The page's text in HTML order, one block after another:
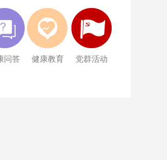
问答 健康教育 党群活动